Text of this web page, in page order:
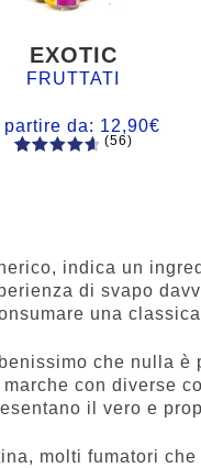
EXOTIC
FRUTTATI
partire da: 12,90€
recension
i
(56)
indica un
di svapo
una
che nulla
con diverse
il vero e
molti fumatori